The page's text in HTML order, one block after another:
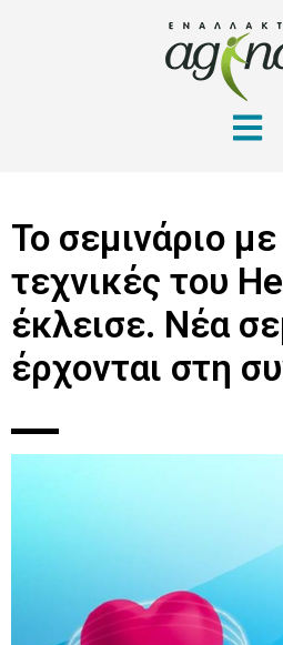
Το σεμινάριο με
τεχνικές του
έκλεισε. Νέα
έρχονται στη